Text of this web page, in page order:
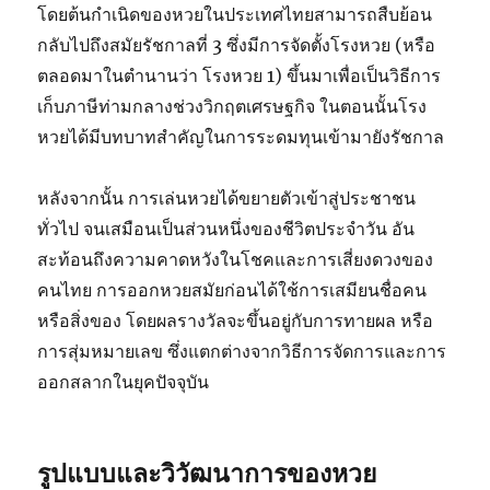
โดยต้นกำเนิดของหวยในประเทศไทยสามารถสืบย้อน
กลับไปถึงสมัยรัชกาลที่ 3 ซึ่งมีการจัดตั้งโรงหวย (หรือ
ตลอดมาในตำนานว่า โรงหวย 1) ขึ้นมาเพื่อเป็นวิธีการ
เก็บภาษีท่ามกลางช่วงวิกฤตเศรษฐกิจ ในตอนนั้นโรง
หวยได้มีบทบาทสำคัญในการระดมทุนเข้ามายังรัชกาล
หลังจากนั้น การเล่นหวยได้ขยายตัวเข้าสู่ประชาชน
ทั่วไป จนเสมือนเป็นส่วนหนึ่งของชีวิตประจำวัน อัน
สะท้อนถึงความคาดหวังในโชคและการเสี่ยงดวงของ
คนไทย การออกหวยสมัยก่อนได้ใช้การเสมียนชื่อคน
หรือสิ่งของ โดยผลรางวัลจะขึ้นอยู่กับการทายผล หรือ
การสุ่มหมายเลข ซึ่งแตกต่างจากวิธีการจัดการและการ
ออกสลากในยุคปัจจุบัน
รูปแบบและวิวัฒนาการของหวย